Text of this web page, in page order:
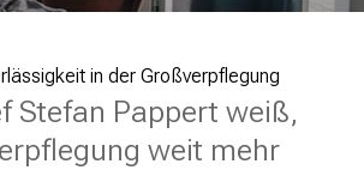
in der Großverpflegung
Stefan Pappert weiß,
weit mehr